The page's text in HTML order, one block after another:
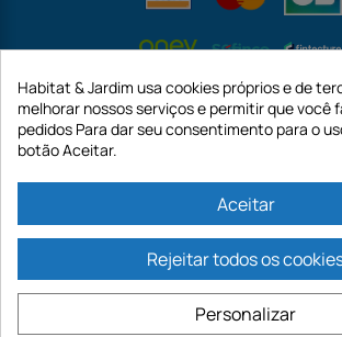
https://www.habitatejardim.pt é um site da empresa
capital de 187.203,29€, 32 Rue de Paradis - PARIS
GECODIS.SA criada em 11/04/1998 é uma subsidiária da
Habitat & Jardim usa cookies próprios e de
melhorar nossos serviços e permitir que você
pedidos Para dar seu consentimento para o
botão Aceitar.
Aceitar
Rejeitar todos os
Personalizar